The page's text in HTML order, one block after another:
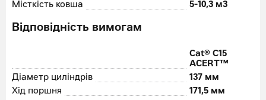
Місткість ковша 5-10,3 м3
Відповідність вимогам
Cat® C15
ACERT™
Діаметр циліндрів
137 мм
Хід поршня
171,5 мм